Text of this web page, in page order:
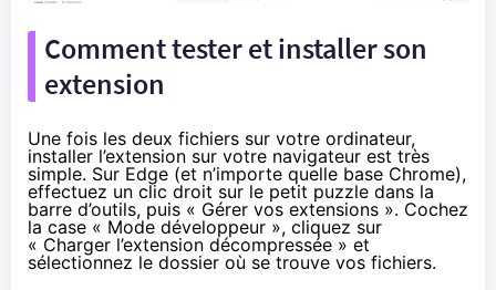
Comment tester et installer son
extension
Une fois les deux fichiers sur votre ordinateur,
installer l’extension sur votre navigateur est très
simple. Sur Edge (et n’importe quelle base Chrome),
effectuez un clic droit sur le petit puzzle dans la
barre d’outils, puis « Gérer vos extensions ». Cochez
la case « Mode développeur », cliquez sur
« Charger l’extension décompressée » et
sélectionnez le dossier où se trouve vos fichiers.